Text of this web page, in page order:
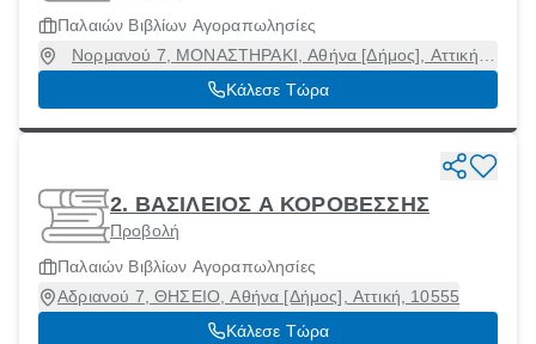
Παλαιών Βιβλίων Αγοραπωλησίες
Νορμανού 7, ΜΟΝΑΣΤΗΡΑΚΙ, Αθήνα [Δήμος], Αττική,
10555
Κάλεσε Τώρα
2. ΒΑΣΙΛΕΙΟΣ Α ΚΟΡΟΒΕΣΣΗΣ
Προβολή
Παλαιών Βιβλίων Αγοραπωλησίες
Αδριανού 7, ΘΗΣΕΙΟ, Αθήνα [Δήμος], Αττική, 10555
Κάλεσε Τώρα